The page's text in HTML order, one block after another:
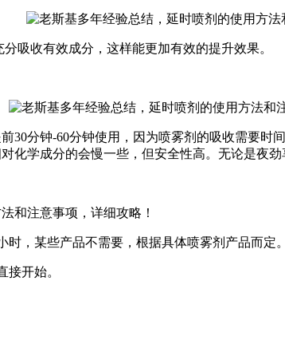
吸收有效成分，这样能更加有效的提升效果。
30分钟-60分钟使用，因为喷雾剂的吸收需要
化学成分的会慢一些，但安全性高。无论是夜劲
，某些产品不需要，根据具体喷雾剂产品而定
接开始。